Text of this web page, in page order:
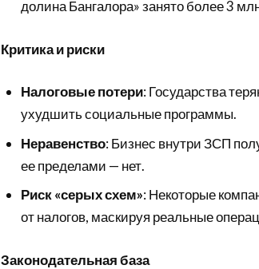
долина Бангалора» занято более 3
Критика и риски
Налоговые потери: Государства
ухудшить социальные программы.
Неравенство: Бизнес внутри ЗСП
ее пределами — нет.
Риск «серых схем»: Некоторые
от налогов, маскируя реальные
Законодательная база